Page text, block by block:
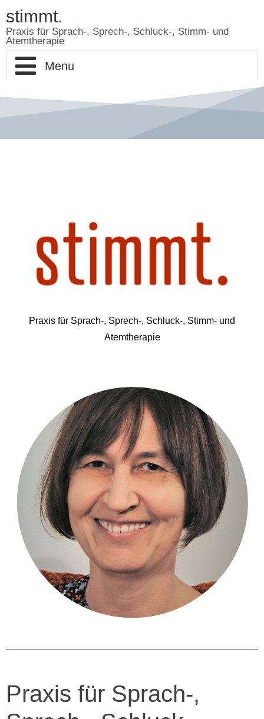
stimmt.
Praxis für Sprach-, Sprech-, Schluck-, Stimm- und
Atemtherapie
Therapie Lehrte
Kontakt
Kontakt
Datenschutzrichtlinien
Praxis für Sprach-, Sprech-, Schluck-, Stimm- und
Atemtherapie
Praxis für Sprach-,